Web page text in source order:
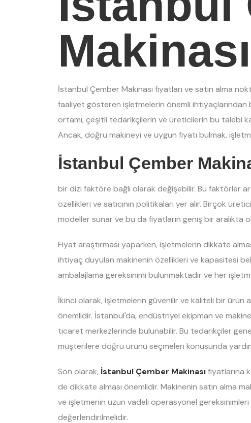
Makinası
İstanbul Çember Makinası fiyatları ve satın alma
faaliyet gösteren işletmelerin önemli
ortamı, çeşitli tedarikçilerin ve üreticilerin bu talebi
Ancak, doğru makineyi ve uygun fiyatı bulmak,
İstanbul Çember
bir dizi faktöre bağlı olarak değişebilir. Bu faktörler
özellikleri ve satıcının politikaları yer alır. Birçok
modeller sunar ve bu da fiyatların geniş bir aralıkta
Fiyat araştırması yaparken, işletmelerin dikkate
ihtiyaç duyulan makinenin özellikleri ve kapasitesi
ambalajlama gereksinimi bulunmaktadır ve her
İkinci olarak, işletmelerin güvenilir ve kaliteli bir ürün
önemlidir. İstanbul'da, endüstriyel ekipman ve
ticaret merkezlerinde bulunabilir. Bu tedarikçiler
müşterilere doğru ürünü seçmeleri konusunda
Son olarak, İstanbul Çember Makinasıfiyatlarına
de dikkate alması önemlidir. Makinenin satın alma
ve işletmenin uzun vadeli operasyonel
değerlendirilmelidir.